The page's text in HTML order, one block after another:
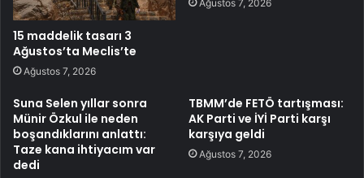
15 maddelik tasarı 3
Ağustos’ta Meclis’te
Ağustos 7, 2026
Ağustos 7, 2026
Suna Selen yıllar sonra
Münir Özkul ile neden
boşandıklarını anlattı:
Taze kana ihtiyacım var
dedi
TBMM’de FETÖ tartışması:
AK Parti ve İYİ Parti karşı
karşıya geldi
Ağustos 7, 2026